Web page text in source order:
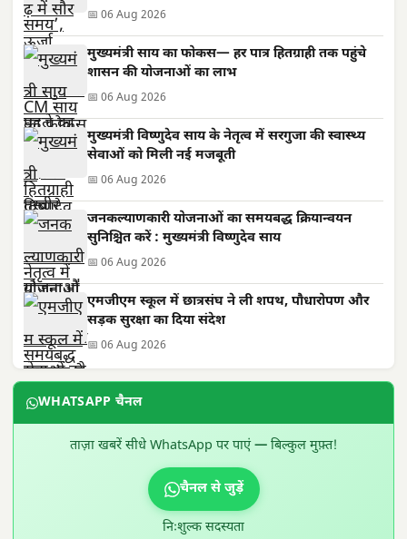
📅 06 Aug 2026
मुख्यमंत्री साय का फोकस— हर पात्र हितग्राही तक पहुंचे
शासन की योजनाओं का लाभ
📅 06 Aug 2026
मुख्यमंत्री विष्णुदेव साय के नेतृत्व में सरगुजा की स्वास्थ्य
सेवाओं को मिली नई मजबूती
📅 06 Aug 2026
जनकल्याणकारी योजनाओं का समयबद्ध क्रियान्वयन
सुनिश्चित करें : मुख्यमंत्री विष्णुदेव साय
📅 06 Aug 2026
एमजीएम स्कूल में छात्रसंघ ने ली शपथ, पौधारोपण और
सड़क सुरक्षा का दिया संदेश
📅 06 Aug 2026
WHATSAPP चैनल
ताज़ा खबरें सीधे WhatsApp पर पाएं — बिल्कुल मुफ़्त!
चैनल से जुड़ें
निःशुल्क सदस्यता